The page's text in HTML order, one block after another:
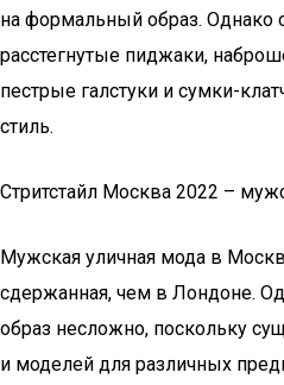
на формальный образ. Однако
расстегнутые пиджаки,
пестрые галстуки и сумки-
стиль.
Стритстайл Москва 2022 –
Мужская уличная мода в
сдержанная, чем в Лондоне.
образ несложно, поскольку
и моделей для различных